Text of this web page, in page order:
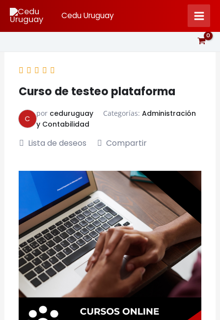
contenido
Cedu Uruguay
Curso de testeo plataforma
C
por ceduruguay Categorías: Administración
y Contabilidad
Lista de deseos Compartir